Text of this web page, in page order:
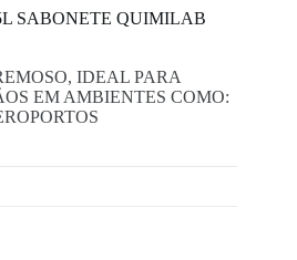
SABONETE QUIMILAB
IDEAL PARA
EM AMBIENTES COMO: